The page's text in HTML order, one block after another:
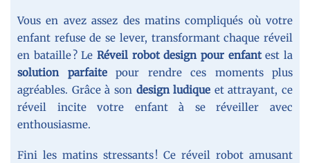
Vous en avez assez des matins compliqués où votre
enfant refuse de se lever, transformant chaque réveil
en bataille ? Le Réveil robot design pour enfantest la
solution parfaitepour rendre ces moments plus
agréables. Grâce à son design ludique et attrayant, ce
réveil incite votre enfant à se réveiller avec
enthousiasme.
Fini les matins stressants ! Ce réveil robot amusant